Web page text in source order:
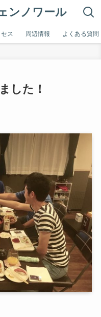
ンノワール
ス 周辺情報 よくある質問
した！